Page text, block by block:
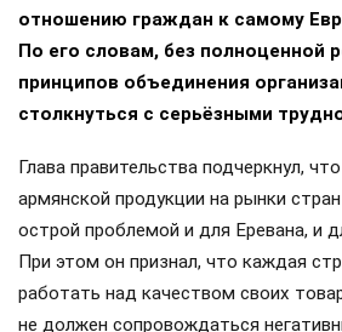
отношению граждан к самому
По его словам, без полноценной
принципов объединения
столкнуться с серьёзными
Глава правительства подчеркнул,
армянской продукции на рынки
острой проблемой и для Еревана, и
При этом он признал, что каждая
работать над качеством своих
не должен сопровождаться